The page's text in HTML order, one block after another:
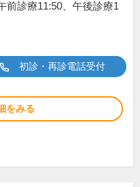
前診療11:50、午後診療1
初診・再診電話受付
をみる